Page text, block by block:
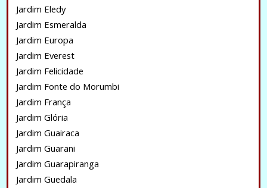
Jardim Eledy
Jardim Esmeralda
Jardim Europa
Jardim Everest
Jardim Felicidade
Jardim Fonte do Morumbi
Jardim França
Jardim Glória
Jardim Guairaca
Jardim Guarani
Jardim Guarapiranga
Jardim Guedala